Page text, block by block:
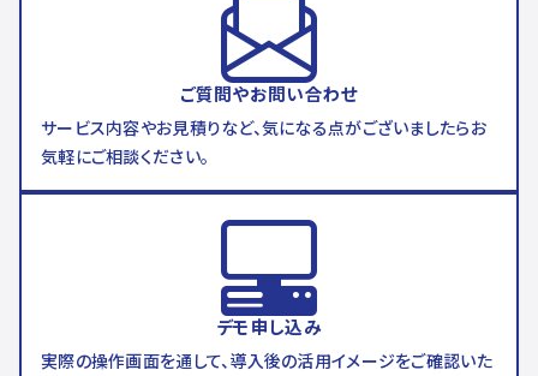
ご質問やお問い合わせ
サービス内容やお見積りなど、気になる点がございましたらお
気軽にご相談ください。
デモ申し込み
実際の操作画面を通して、導入後の活用イメージをご確認いた